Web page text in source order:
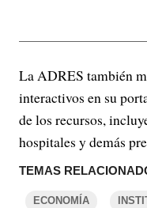
La ADRES también
interactivos en su
de los recursos,
hospitales y demás
TEMAS
ECONOMÍA